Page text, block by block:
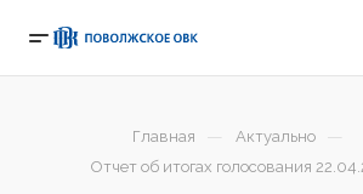
Главная — Актуально —
Отчет об итогах голосования